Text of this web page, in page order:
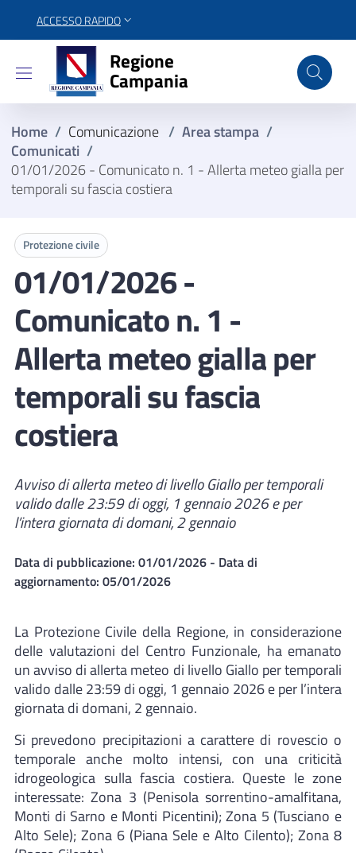
ACCESSO RAPIDO
Regione Campania
Regione
Campania
Home / Comunicazione / Area stampa /
Comunicati /
01/01/2026 - Comunicato n. 1 - Allerta meteo gialla per
temporali su fascia costiera
Protezione civile
01/01/2026 -
Comunicato n. 1 -
Allerta meteo gialla per
temporali su fascia
costiera
Avviso di allerta meteo di livello Giallo per temporali
valido dalle 23:59 di oggi, 1 gennaio 2026 e per
l’intera giornata di domani, 2 gennaio
Data di pubblicazione: 01/01/2026 - Data di
aggiornamento: 05/01/2026
La Protezione Civile della Regione, in considerazione
delle valutazioni del Centro Funzionale, ha emanato
un avviso di allerta meteo di livello Giallo per temporali
valido dalle 23:59 di oggi, 1 gennaio 2026 e per l’intera
giornata di domani, 2 gennaio.
Si prevedono precipitazioni a carattere di rovescio o
temporale anche molto intensi, con una criticità
idrogeologica sulla fascia costiera. Queste le zone
interessate: Zona 3 (Penisola sorrentino-amalfitana,
Monti di Sarno e Monti Picentini); Zona 5 (Tusciano e
Alto Sele); Zona 6 (Piana Sele e Alto Cilento); Zona 8